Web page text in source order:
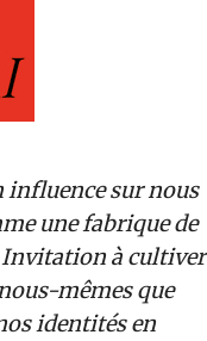
influence sur nous
une fabrique de
Invitation à cultiver
mêmes que
identités en